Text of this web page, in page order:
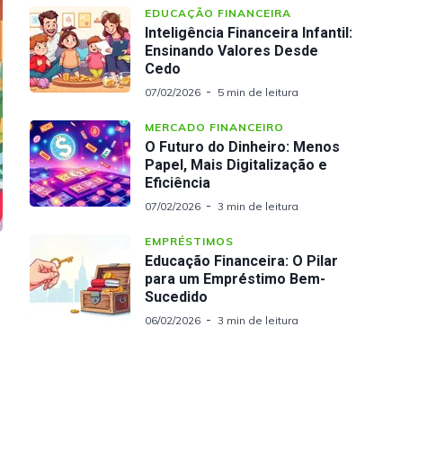
EDUCAÇÃO FINANCEIRA
Inteligência Financeira Infantil:
Ensinando Valores Desde
Cedo
07/02/2026 5 min de leitura
MERCADO FINANCEIRO
O Futuro do Dinheiro: Menos
Papel, Mais Digitalização e
Eficiência
07/02/2026 3 min de leitura
EMPRÉSTIMOS
Educação Financeira: O Pilar
para um Empréstimo Bem-
Sucedido
06/02/2026 3 min de leitura